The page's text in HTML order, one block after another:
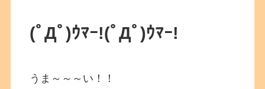
(ﾟДﾟ)ｳﾏｰ!(ﾟДﾟ)ｳﾏｰ!
うま～～～い！！